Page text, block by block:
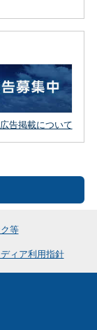
広告掲載について
等
ィア利用指針